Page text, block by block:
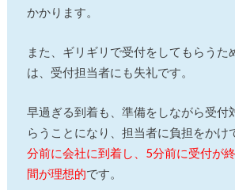
かかります。
また、ギリギリで受付をしてもらうた
は、受付担当者にも失礼です。
早過ぎる到着も、準備をしながら受付
らうことになり、担当者に負担をかけ
分前に会社に到着し、5分前に受付が
間が理想的です。